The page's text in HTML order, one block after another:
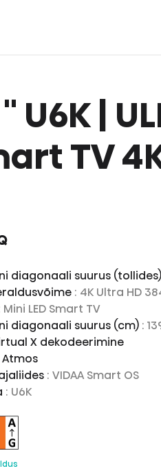
U6K |
TV
diagonaali suurus (tollides)
: 4K Ultra HD
Mini LED Smart TV
diagonaali suurus (cm) :
X dekodeerimine
: VIDAA Smart OS
: U6K